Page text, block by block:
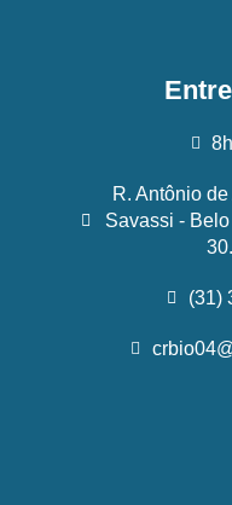
R. Antônio
Savassi -
(31)